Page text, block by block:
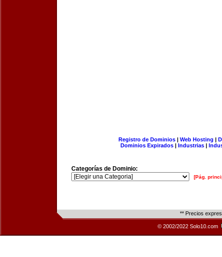
Registro de Dominios| Web Hosting |
Dominios Expirados | Industrias |
Categorías de Dominio:
[Pág.
** Precios
© 2002/2022 Solo10.com